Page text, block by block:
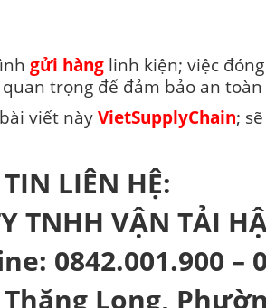
gửi hàng linh kiện; việc
trọng để đảm bảo an
viết này VietSupplyChain;
LIÊN HỆ:
TNHH VẬN TẢI
0842.001.900 –
Thăng Long,